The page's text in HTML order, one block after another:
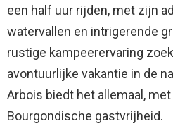
een half uur rijden, met zijn
watervallen en intrigerende
rustige kampeerervaring
avontuurlijke vakantie in de
Arbois biedt het allemaal,
Bourgondische gastvrijheid.